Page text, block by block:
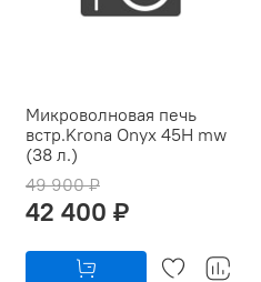
Микроволновая печь
встр.Krona Onyx 45H mw
(38 л.)
49 900 ₽
42 400 ₽